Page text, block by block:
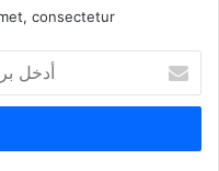
consectetur.
بريدك
الإلكتروني